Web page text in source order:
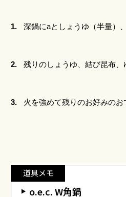
1. 深鍋にaとしょうゆ（半量）
2. 残りのしょうゆ、結び昆布、
3. 火を強めて残りのお好みの
道具メモ
o.e.c. W角鍋